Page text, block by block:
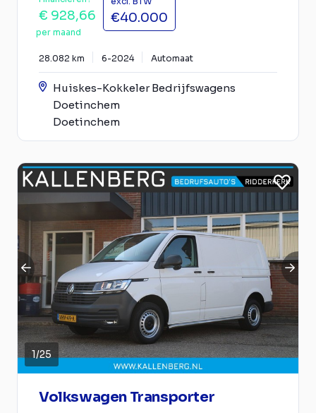
€ 928,66
per maand
€40.000
28.082 km 6-2024 Automaat
Huiskes-Kokkeler Bedrijfswagens
Doetinchem
Doetinchem
1/25
Volkswagen Transporter